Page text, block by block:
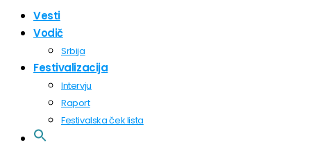
Vesti
Vodič
Srbija
Festivalizacija
Intervju
Raport
Festivalska ček lista